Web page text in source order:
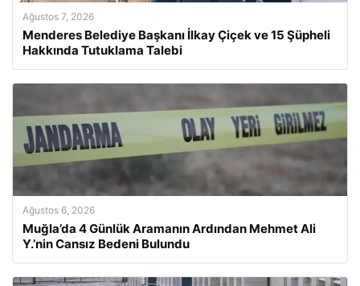
Ağustos 7, 2026
Menderes Belediye Başkanı İlkay Çiçek ve 15 Şüpheli
Hakkında Tutuklama Talebi
Ağustos 6, 2026
Muğla’da 4 Günlük Aramanın Ardından Mehmet Ali
Y.’nin Cansız Bedeni Bulundu